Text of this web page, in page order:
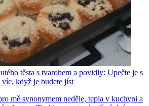
těsta s tvarohem a povidly: Upečte je s
víc, když je budete jíst
mě synonymem neděle, tepla v kuchyni a